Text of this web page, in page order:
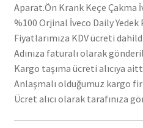
Aparat.Ön Krank Keçe Çakma
%100 Orjinal İveco Daily Yedek
Fiyatlarımıza KDV ücreti
Adınıza faturalı olarak
Kargo taşıma ücreti alıcıya
Anlaşmalı olduğumuz kargo
Ücret alıcı olarak tarafınıza